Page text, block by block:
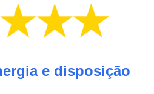
e disposição